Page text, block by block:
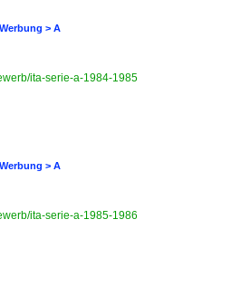
> A
ita-serie-a-1984-1985
> A
ita-serie-a-1985-1986